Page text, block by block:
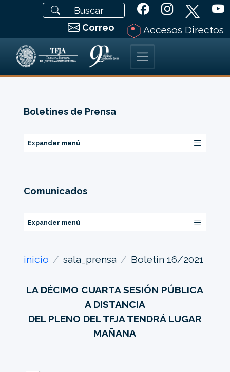
Correo Accesos Directos
Boletines de Prensa
Expander menú
Comunicados
Expander menú
inicio sala_prensa Boletín 16/2021
LA DÉCIMO CUARTA SESIÓN PÚBLICA
A DISTANCIA
DEL PLENO DEL TFJA TENDRÁ LUGAR
MAÑANA